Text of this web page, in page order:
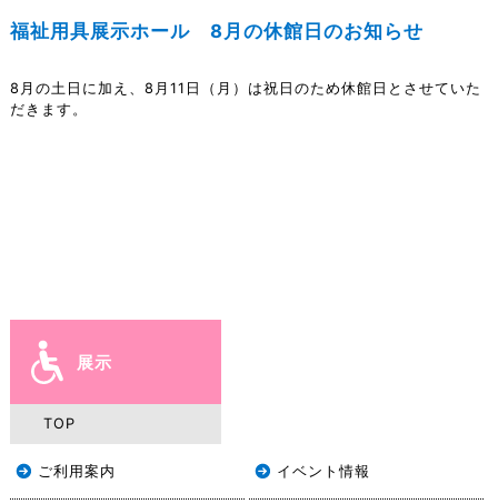
福祉用具展示ホール 8月の休館日のお知らせ
8月の土日に加え、8月11日（月）は祝日のため休館日とさせていた
だきます。
展示
TOP
ご利用案内 イベント情報